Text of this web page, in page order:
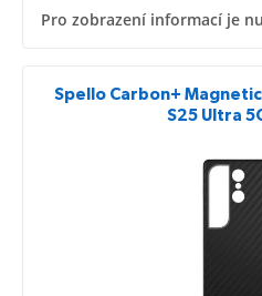
Pro zobrazení informací je
Spello Carbon+ Magnetic
S25 Ultra